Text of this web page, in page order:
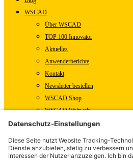
WSCAD
Über WSCAD
TOP 100 Innovator
Aktuelles
Anwenderberichte
Kontakt
Newsletter bestellen
WSCAD Shop
WSCAD Weltweit
Partner
Presse
Fachartikel